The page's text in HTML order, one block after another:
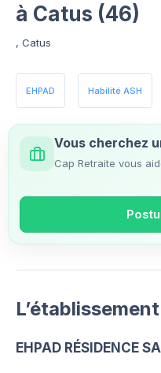
à Catus (46)
, Catus
EHPAD Habilité ASH
Vous cherchez
Cap Retraite vous
L’établissement
EHPAD RÉSIDENCE